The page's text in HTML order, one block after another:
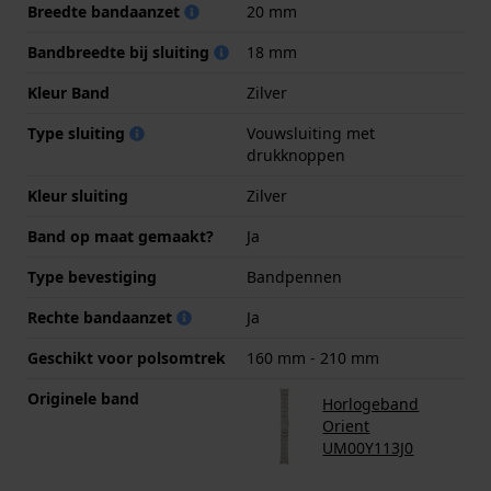
Breedte bandaanzet
20 mm
Bandbreedte bij sluiting
18 mm
Kleur Band
Zilver
Type sluiting
Vouwsluiting met
drukknoppen
Kleur sluiting
Zilver
Band op maat gemaakt?
Ja
Type bevestiging
Bandpennen
Rechte bandaanzet
Ja
Geschikt voor polsomtrek
160 mm - 210 mm
Originele band
Horlogeband
Orient
UM00Y113J0